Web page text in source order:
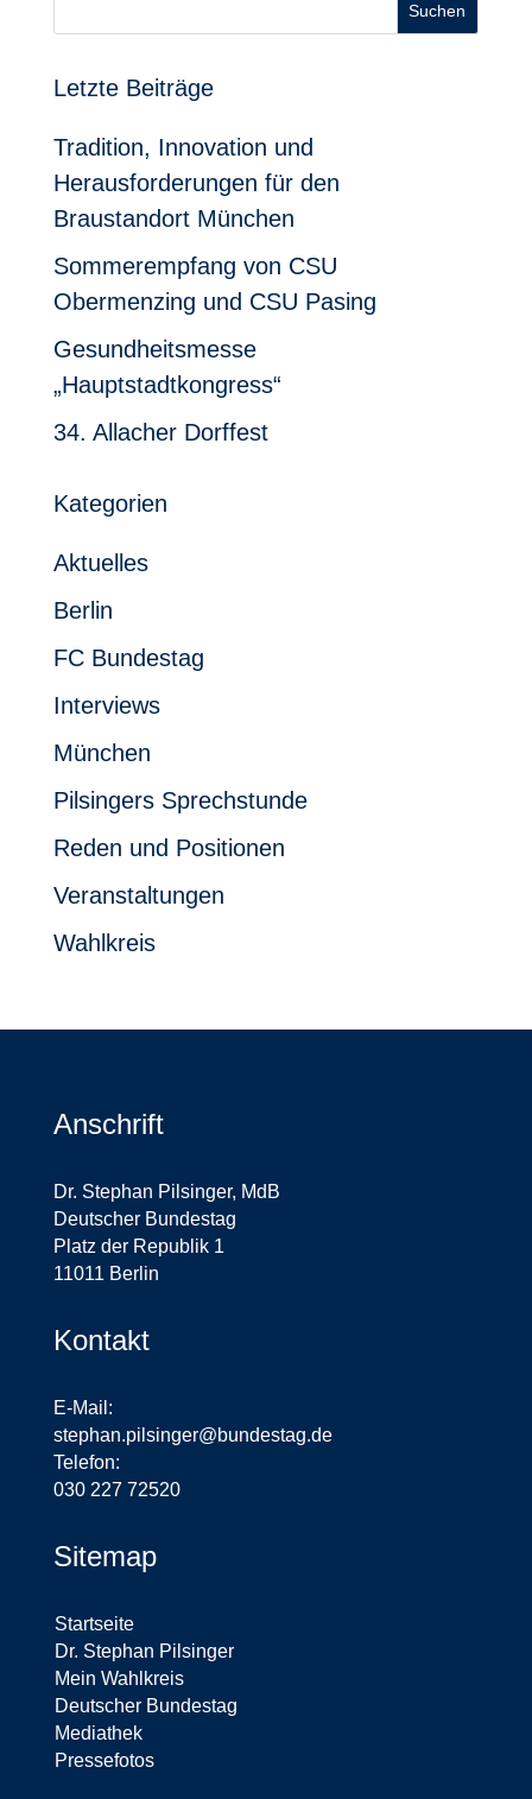
Suchen
Letzte Beiträge
Tradition, Innovation und
Herausforderungen für den
Braustandort München
Sommerempfang von CSU
Obermenzing und CSU Pasing
Gesundheitsmesse
„Hauptstadtkongress“
34. Allacher Dorffest
Kategorien
Aktuelles
Berlin
FC Bundestag
Interviews
München
Pilsingers Sprechstunde
Reden und Positionen
Veranstaltungen
Wahlkreis
Anschrift
Dr. Stephan Pilsinger, MdB
Deutscher Bundestag
Platz der Republik 1
11011 Berlin
Kontakt
E-Mail:
stephan.pilsinger@bundestag.de
Telefon:
030 227 72520
Sitemap
Startseite
Dr. Stephan Pilsinger
Mein Wahlkreis
Deutscher Bundestag
Mediathek
Pressefotos